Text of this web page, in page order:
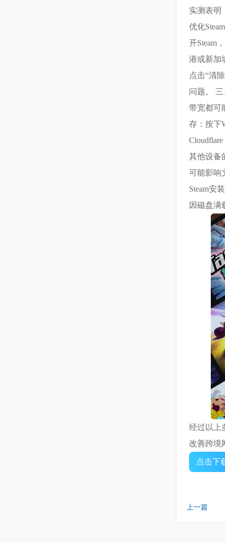
实测表明
优化
开Steam
港或新加
点击“清
问题。
带宽都可
存：按下
其他设备
可能影响
Steam安
因磁盘满
经过以上
改善跨境
点击下
上一篇